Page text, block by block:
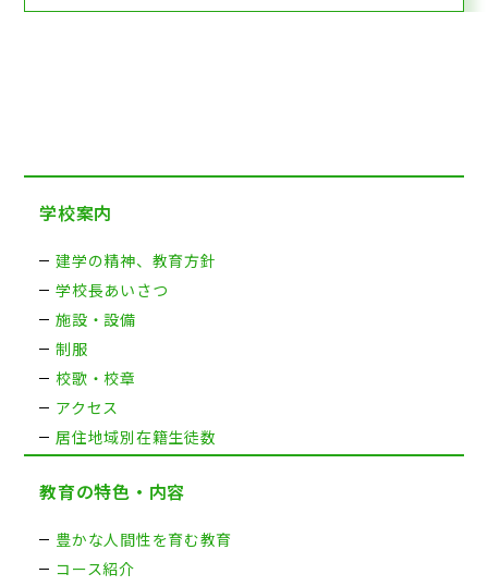
学校案内
建学の精神、教育方針
学校長あいさつ
施設・設備
制服
校歌・校章
アクセス
居住地域別在籍生徒数
教育の特色・内容
豊かな人間性を育む教育
コース紹介